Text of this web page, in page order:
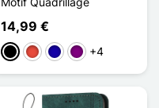
14,99 €
Schwarz
Rot Dunkelblau
Violett
+4